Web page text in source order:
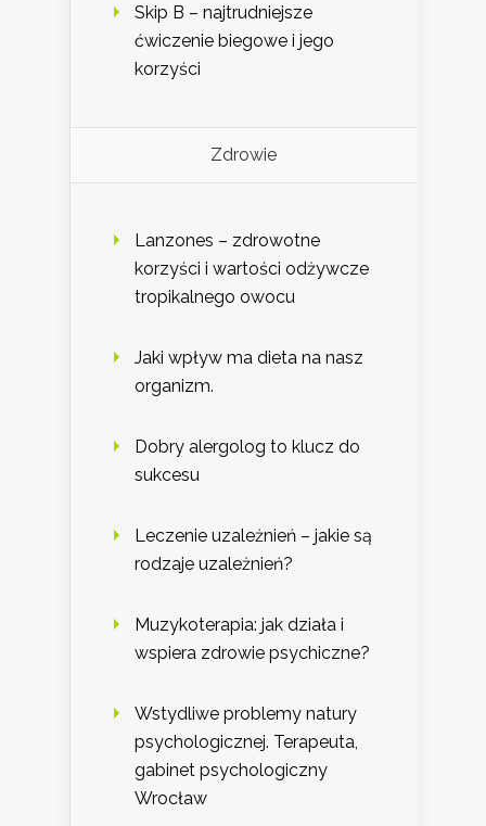
Skip B – najtrudniejsze
ćwiczenie biegowe i jego
korzyści
Zdrowie
Lanzones – zdrowotne
korzyści i wartości odżywcze
tropikalnego owocu
Jaki wpływ ma dieta na nasz
organizm.
Dobry alergolog to klucz do
sukcesu
Leczenie uzależnień – jakie są
rodzaje uzależnień?
Muzykoterapia: jak działa i
wspiera zdrowie psychiczne?
Wstydliwe problemy natury
psychologicznej. Terapeuta,
gabinet psychologiczny
Wrocław